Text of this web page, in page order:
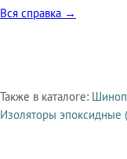
Вся справка →
Смежные
Также в каталоге:
Изоляторы